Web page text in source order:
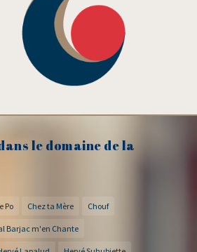
le domaine de la
Po Chez ta Mère Chouf
Barjac m'en Chante